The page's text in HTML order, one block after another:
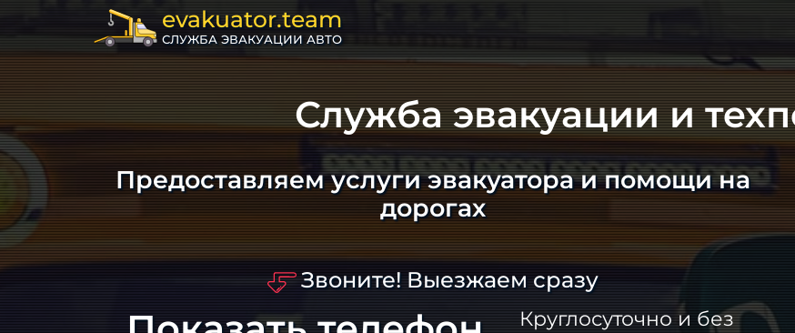
evakuator.team
СЛУЖБА ЭВАКУАЦИИ АВТО
Служба эвакуации и
Предоставляем услуги эвакуатора и помощи на
дорогах
Звоните! Выезжаем сразу
Круглосуточно и без